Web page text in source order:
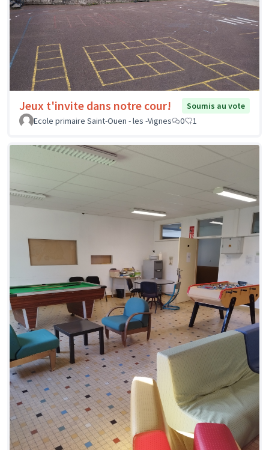
Jeux t'invite dans notre cour!
Soumis au vote
Ecole primaire Saint-Ouen - les -Vignes
0 1